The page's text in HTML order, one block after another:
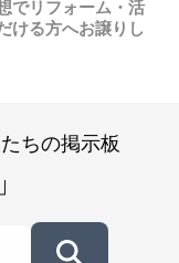
でリフォーム・活
ける方へお譲りし
ちの掲示板